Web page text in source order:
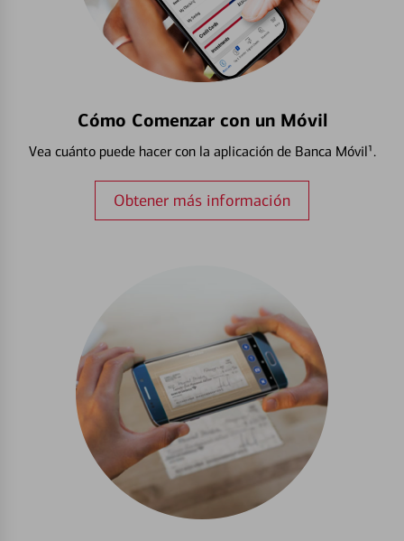
Cómo Comenzar con un Móvil
Vea cuánto puede hacer con la aplicación de Banca Móvil¹.
Obtener más información